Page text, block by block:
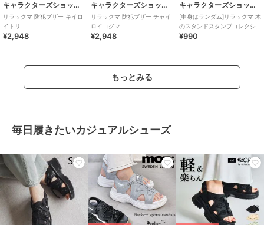
キャラクターズショップ ラフラフ
リラックマ 防犯ブザー キイロ
イトリ
¥2,948
キャラクターズショップ ラフラフ
リラックマ 防犯ブザー チャイ
ロイコグマ
¥2,948
キャラクターズショップ ラフラフ
[中身はランダム]リラックマ 木
のスタンドスタンプコレクシ
ョン フェイバリット･シングス
¥990
もっとみる
毎日履きたいカジュアルシューズ